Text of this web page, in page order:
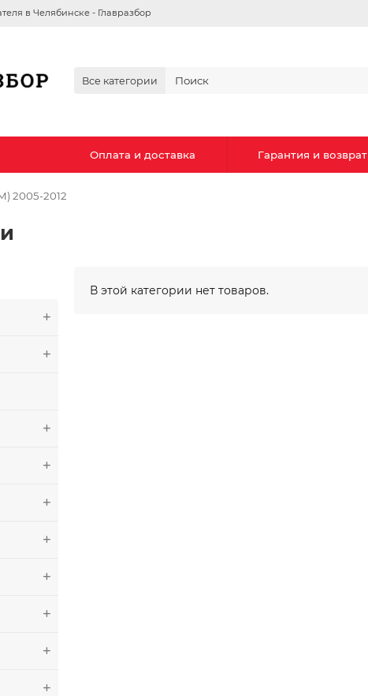
в Челябинске - Главразбор
Все категории
Оплата и доставка Гарантия и возврат
2005-2012
В этой категории нет товаров.